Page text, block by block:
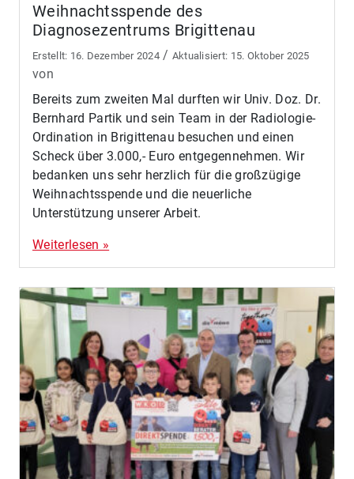
Weihnachtsspende des
Diagnosezentrums Brigittenau
16. Dezember 2024 / 15. Oktober 2025
von
Bereits zum zweiten Mal durften wir Univ. Doz. Dr.
Bernhard Partik und sein Team in der Radiologie-
Ordination in Brigittenau besuchen und einen
Scheck über 3.000,- Euro entgegennehmen. Wir
bedanken uns sehr herzlich für die großzügige
Weihnachtsspende und die neuerliche
Unterstützung unserer Arbeit.
Weiterlesen »